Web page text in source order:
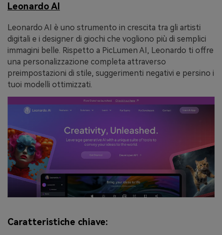
Leonardo AI
Leonardo AI è uno strumento in crescita tra gli artisti
digitali e i designer di giochi che vogliono più di semplici
immagini belle. Rispetto a PicLumen AI, Leonardo ti offre
una personalizzazione completa attraverso
preimpostazioni di stile, suggerimenti negativi e persino i
tuoi modelli ottimizzati.
Caratteristiche chiave: